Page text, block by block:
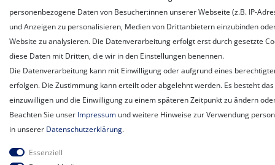
personenbezogene Daten von Besucher:innen unserer Webseite (z.B. IP-
und Anzeigen zu personalisieren, Medien von Drittanbietern einzubinden
Website zu analysieren. Die Datenverarbeitung erfolgt erst durch gesetzte
diese Daten mit Dritten, die wir in den Einstellungen benennen.
Die Datenverarbeitung kann mit Einwilligung oder aufgrund eines
erfolgen. Die Zustimmung kann erteilt oder abgelehnt werden. Es besteht das
einzuwilligen und die Einwilligung zu einem späteren Zeitpunkt zu ändern
Beachten Sie unser Impressum und weitere Hinweise zur Verwendung
in unserer Daten­schutz­erklärung.
Essenziell